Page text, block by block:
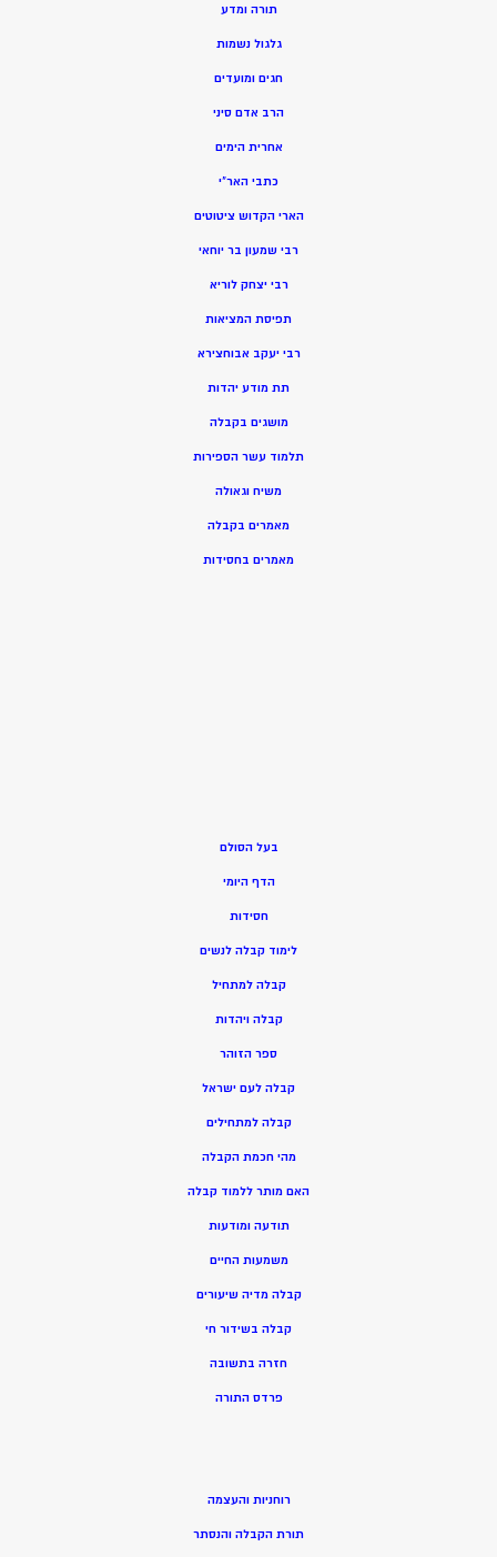
תורה ומדע
גלגול נשמות
חגים ומועדים
הרב אדם סיני
אחרית הימים
כתבי האר”י
הארי הקדוש ציטוטים
רבי שמעון בר יוחאי
רבי יצחק לוריא
תפיסת המציאות
רבי יעקב אבוחצירא
תת מודע יהדות
מושגים בקבלה
תלמוד עשר הספירות
משיח וגאולה
מאמרים בקבלה
מאמרים בחסידות
בעל הסולם
הדף היומי
חסידות
לימוד קבלה לנשים
קבלה למתחיל
קבלה ויהדות
ספר הזוהר
קבלה לעם ישראל
קבלה למתחילים
מהי חכמת הקבלה
האם מותר ללמוד קבלה
תודעה ומודעות
משמעות החיים
קבלה מדיה שיעורים
קבלה בשידור חי
חזרה בתשובה
פרדס התורה
רוחניות והעצמה
תורת הקבלה והנסתר